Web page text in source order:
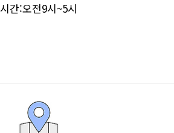
시간:오전9시~5시